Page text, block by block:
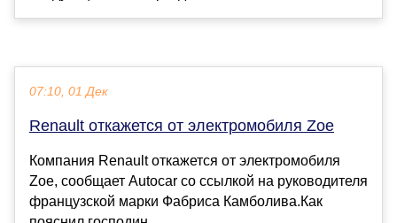
07:10, 01 Дек
Renault откажется от электромобиля Zoe
Компания Renault откажется от электромобиля
Zoe, сообщает Autocar со ссылкой на руководителя
французской марки Фабриса Камболива.Как